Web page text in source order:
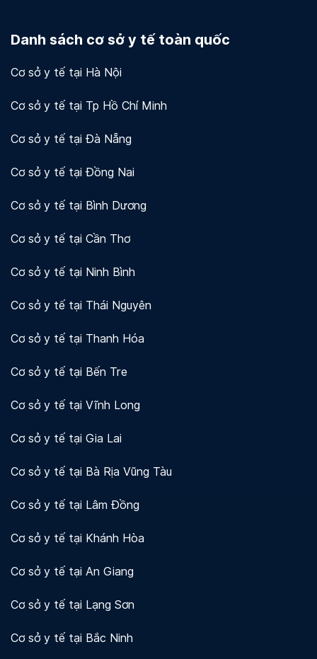
dụng mã hóa và các biện pháp bảo mật khác để
Danh sách cơ sở y tế toàn quốc
Cơ sở y tế tại Hà Nội
Cơ sở y tế tại Tp Hồ Chí Minh
Cơ sở y tế tại Đà Nẵng
Cơ sở y tế tại Đồng Nai
Cơ sở y tế tại Bình Dương
Cơ sở y tế tại Cần Thơ
Cơ sở y tế tại Ninh Bình
Cơ sở y tế tại Thái Nguyên
Cơ sở y tế tại Thanh Hóa
Cơ sở y tế tại Bến Tre
Cơ sở y tế tại Vĩnh Long
Cơ sở y tế tại Gia Lai
Cơ sở y tế tại Bà Rịa Vũng Tàu
Cơ sở y tế tại Lâm Đồng
Cơ sở y tế tại Khánh Hòa
Cơ sở y tế tại An Giang
Cơ sở y tế tại Lạng Sơn
Cơ sở y tế tại Bắc Ninh